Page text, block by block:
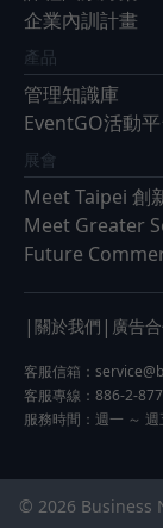
企業內訓計畫
產品
管理知識庫
EventGO活動
展會
Meet Taipei 創
Meet Greater
Future
| 關於我們 | 廣告
客服信箱：
客服專線：886-2-
服務時間：週一 ～
© 2026 Business